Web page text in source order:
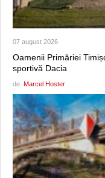
07 august 2026
Oamenii Primăriei
sportivă Dacia
de: Marcel Hoster